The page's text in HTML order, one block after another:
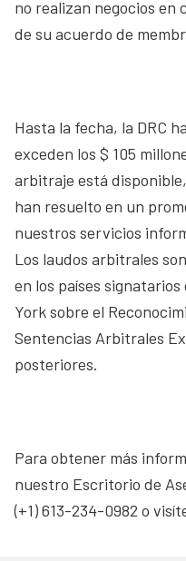
no realizan negocios en
de su acuerdo de
Hasta la fecha, la DRC
exceden los $ 105
arbitraje está
han resuelto en un
nuestros servicios
Los laudos arbitrales
en los países
York sobre el
Sentencias Arbitrales
posteriores.
Para obtener más
nuestro Escritorio de
(+1) 613-234-0982 o